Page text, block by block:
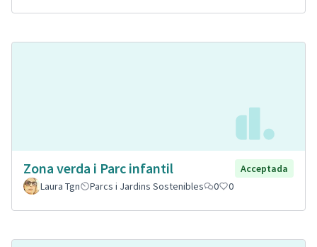
Zona verda i Parc infantil
Acceptada
Laura Tgn
Parcs i Jardins Sostenibles 0 0